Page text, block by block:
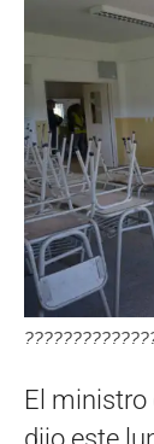
El ministro